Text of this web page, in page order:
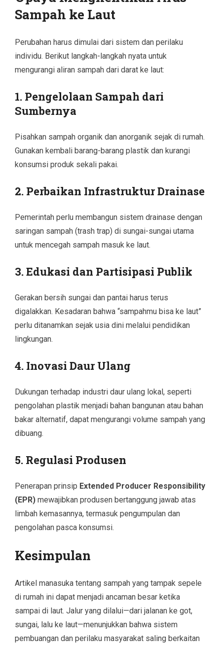
Sampah ke Laut
Perubahan harus dimulai dari sistem dan perilaku
individu. Berikut langkah-langkah nyata untuk
mengurangi aliran sampah dari darat ke laut:
1. Pengelolaan Sampah dari
Sumbernya
Pisahkan sampah organik dan anorganik sejak di rumah.
Gunakan kembali barang-barang plastik dan kurangi
konsumsi produk sekali pakai.
2. Perbaikan Infrastruktur Drainase
Pemerintah perlu membangun sistem drainase dengan
saringan sampah (trash trap) di sungai-sungai utama
untuk mencegah sampah masuk ke laut.
3. Edukasi dan Partisipasi Publik
Gerakan bersih sungai dan pantai harus terus
digalakkan. Kesadaran bahwa “sampahmu bisa ke laut”
perlu ditanamkan sejak usia dini melalui pendidikan
lingkungan.
4. Inovasi Daur Ulang
Dukungan terhadap industri daur ulang lokal, seperti
pengolahan plastik menjadi bahan bangunan atau bahan
bakar alternatif, dapat mengurangi volume sampah yang
dibuang.
5. Regulasi Produsen
Penerapan prinsip Extended Producer Responsibility
(EPR) mewajibkan produsen bertanggung jawab atas
limbah kemasannya, termasuk pengumpulan dan
pengolahan pasca konsumsi.
Kesimpulan
Artikel manasuka tentang sampah yang tampak sepele
di rumah ini dapat menjadi ancaman besar ketika
sampai di laut. Jalur yang dilalui—dari jalanan ke got,
sungai, lalu ke laut—menunjukkan bahwa sistem
pembuangan dan perilaku masyarakat saling berkaitan